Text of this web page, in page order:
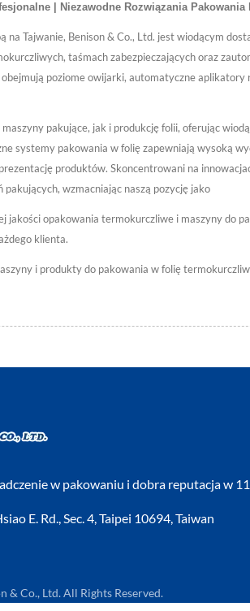
| Niezawodne Rozwiązania
na Tajwanie, Benison & Co., Ltd. jest wiodącym
taśmach zabezpieczających oraz
poziome owijarki, automatyczne
pakujące, jak i produkcję folii, oferując
systemy pakowania w folię zapewniają wysoką
produktów. Skoncentrowani na
wzmacniając naszą pozycję jako
jakości opakowania termokurczliwe i maszyny do
klienta.
i produkty do pakowania w folię
w pakowaniu i dobra reputacja w
E. Rd., Sec. 4, Taipei 10694, Taiwan
& Co., Ltd.All Rights Reserved.